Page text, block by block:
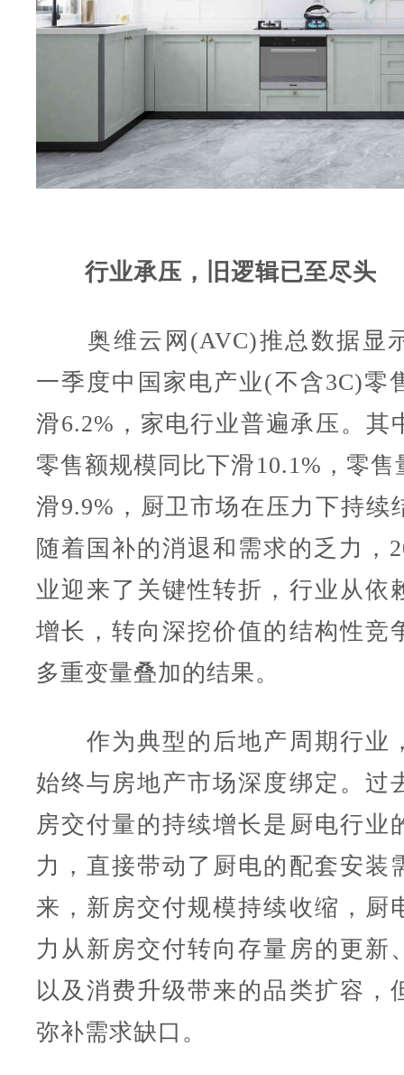
行业承压，旧逻辑已至尽头
奥维云网(AVC)推总数据显
一季度中国家电产业(不含3C)零
滑6.2%，家电行业普遍承压。其
零售额规模同比下滑10.1%，零售
滑9.9%，厨卫市场在压力下持续
随着国补的消退和需求的乏力，
业迎来了关键性转折，行业从依
增长，转向深挖价值的结构性竞
多重变量叠加的结果。
作为典型的后地产周期行业
始终与房地产市场深度绑定。过
房交付量的持续增长是厨电行业
力，直接带动了厨电的配套安装
来，新房交付规模持续收缩，厨
力从新房交付转向存量房的更新
以及消费升级带来的品类扩容，
弥补需求缺口。